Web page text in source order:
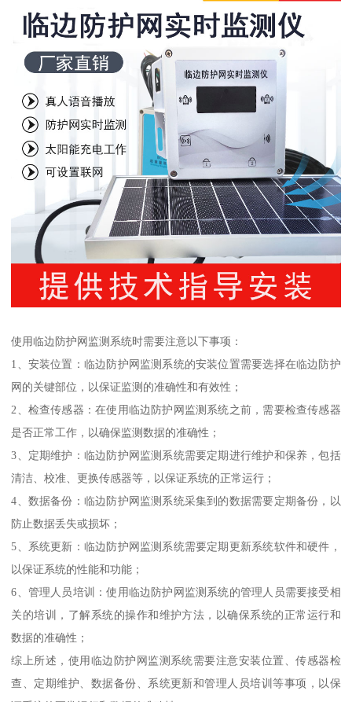
使用临边防护网监测系统时需要注意以下事项：
1、安装位置：临边防护网监测系统的安装位置需要选择在临边防护
网的关键部位，以保证监测的准确性和有效性；
2、检查传感器：在使用临边防护网监测系统之前，需要检查传感器
是否正常工作，以确保监测数据的准确性；
3、定期维护：临边防护网监测系统需要定期进行维护和保养，包括
清洁、校准、更换传感器等，以保证系统的正常运行；
4、数据备份：临边防护网监测系统采集到的数据需要定期备份，以
防止数据丢失或损坏；
5、系统更新：临边防护网监测系统需要定期更新系统软件和硬件，
以保证系统的性能和功能；
6、管理人员培训：使用临边防护网监测系统的管理人员需要接受相
关的培训，了解系统的操作和维护方法，以确保系统的正常运行和
数据的准确性；
综上所述，使用临边防护网监测系统需要注意安装位置、传感器检
查、定期维护、数据备份、系统更新和管理人员培训等事项，以保